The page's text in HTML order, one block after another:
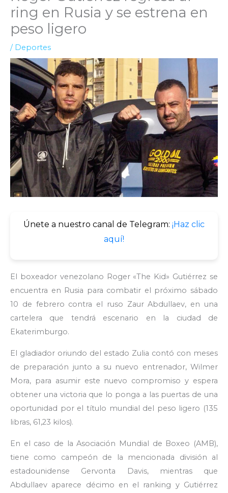
ring en Rusia y se estrena en
peso ligero
/ Deportes
Únete a nuestro canal de Telegram: ¡Haz clic
aquí!
El boxeador venezolano Roger «The Kid» Gutiérrez se
encuentra en Rusia para combatir el próximo sábado
10 de febrero contra el ruso Zaur Abdullaev, en una
cartelera que tendrá escenario en la ciudad de
Ekaterimburgo.
El gladiador oriundo del estado Zulia contó con meses
de preparación junto a su nuevo entrenador, Wilmer
Mora, para asumir este nuevo compromiso y espera
obtener una victoria que lo ponga a las puertas de una
oportunidad por el título mundial del peso ligero (135
libras, 61,23 kilos).
En el caso de la Asociación Mundial de Boxeo (AMB),
tiene como campeón de la mencionada división al
estadounidense Gervonta Davis, mientras que
Abdullaev aparece décimo en el ranking y Gutiérrez